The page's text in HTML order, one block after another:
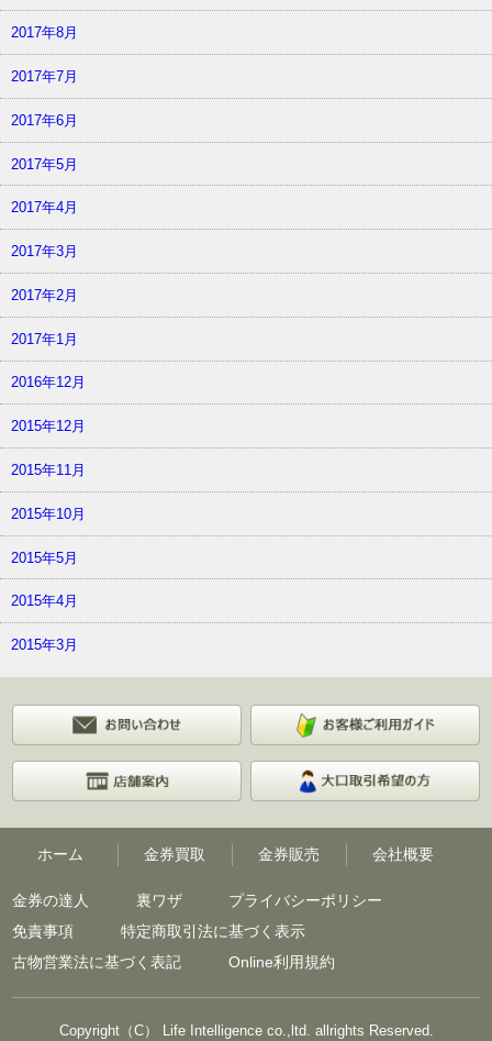
2017年8月
2017年7月
2017年6月
2017年5月
2017年4月
2017年3月
2017年2月
2017年1月
2016年12月
2015年12月
2015年11月
2015年10月
2015年5月
2015年4月
2015年3月
ホーム 金券買取 金券販売 会社概要
金券の達人 裏ワザ
プライバシーポリシー
免責事項
特定商取引法に基づく表示
古物営業法に基づく表記
Online利用規約
Copyright（C） Life Intelligence co.,ltd. allrights Reserved.